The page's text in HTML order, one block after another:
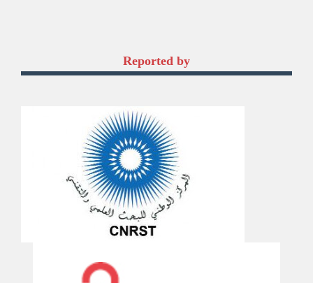
Reported by